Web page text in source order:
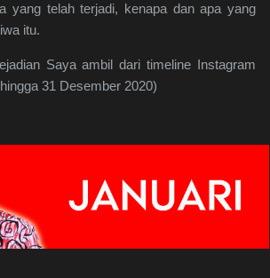
yang telah terjadi, kenapa dan apa yang
itu.
Saya ambil dari timeline Instagram
31 Desember 2020)